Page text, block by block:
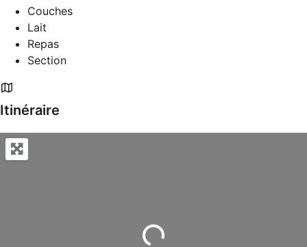
Couches
Lait
Repas
Section
Itinéraire
Chargement...